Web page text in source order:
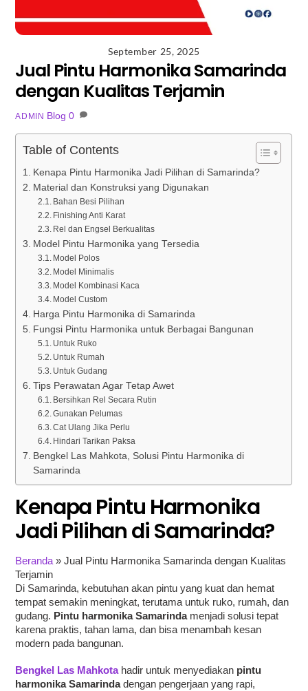
September 25, 2025
Jual Pintu Harmonika Samarinda
dengan Kualitas Terjamin
ADMIN Blog 0
Table of Contents
Kenapa Pintu Harmonika Jadi Pilihan di Samarinda?
Material dan Konstruksi yang Digunakan
Bahan Besi Pilihan
Finishing Anti Karat
Rel dan Engsel Berkualitas
Model Pintu Harmonika yang Tersedia
Model Polos
Model Minimalis
Model Kombinasi Kaca
Model Custom
Harga Pintu Harmonika di Samarinda
Fungsi Pintu Harmonika untuk Berbagai Bangunan
Untuk Ruko
Untuk Rumah
Untuk Gudang
Tips Perawatan Agar Tetap Awet
Bersihkan Rel Secara Rutin
Gunakan Pelumas
Cat Ulang Jika Perlu
Hindari Tarikan Paksa
Bengkel Las Mahkota, Solusi Pintu Harmonika di
Samarinda
Kenapa Pintu Harmonika
Jadi Pilihan di Samarinda?
Beranda »Jual Pintu Harmonika Samarinda dengan Kualitas
Terjamin
Di Samarinda, kebutuhan akan pintu yang kuat dan hemat
tempat semakin meningkat, terutama untuk ruko, rumah, dan
gudang. Pintu harmonika Samarinda menjadi solusi tepat
karena praktis, tahan lama, dan bisa menambah kesan
modern pada bangunan.
Bengkel Las Mahkotahadir untuk menyediakan pintu
harmonika Samarindadengan pengerjaan yang rapi,